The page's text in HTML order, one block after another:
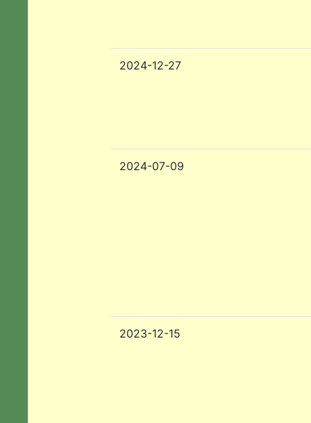
2024-12-27
2024-07-09
2023-12-15